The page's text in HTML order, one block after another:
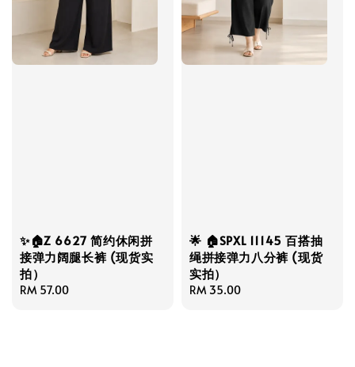
✨🏠Z 6627 简约休闲拼
接弹力阔腿长裤 (现货实
拍）
Regular
RM 57.00
🌟 🏠SPXL 11145 百搭抽
绳拼接弹力八分裤 (现货
实拍）
Regular
RM 35.00